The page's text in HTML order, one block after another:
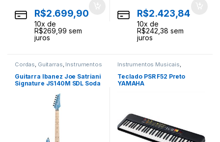
R$2.699,90
10x de
R$269,99 sem
juros
R$2.423,84
10x de
R$242,38 sem
juros
Cordas, Guitarras, Instrumentos
Musicais
Guitarra Ibanez Joe Satriani
Signature JS140M SDL Soda
Instrumentos Musicais,
Teclado PSR F52 Preto
YAMAHA